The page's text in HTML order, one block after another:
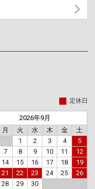
定休日
2026年9月
月 火 水 木 金
土
1
2 3 4
5
7 8 9 10 11
12
14 15 16 17 18
19
21 22 23 24 25
26
28 29 30